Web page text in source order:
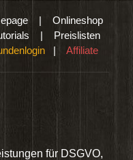
| Onlineshop
| Preislisten
| Affiliate
für DSGVO,